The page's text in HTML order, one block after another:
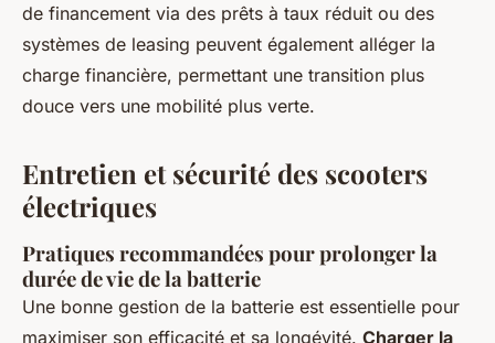
de financement via des prêts à taux réduit ou des
systèmes de leasing peuvent également alléger la
charge financière, permettant une transition plus
douce vers une mobilité plus verte.
Entretien et sécurité des scooters
électriques
Pratiques recommandées pour prolonger la
durée de vie de la batterie
Une bonne gestion de la batterie est essentielle pour
maximiser son efficacité et sa longévité. Charger la